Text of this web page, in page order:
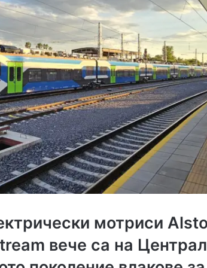
мотриси
вече са на